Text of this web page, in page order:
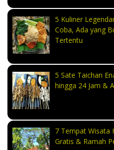
5 Kuliner
Coba, Ada yang
Tertentu
5 Sate Taichan
hingga 24 Jam &
7 Tempat Wisata
Gratis & Ramah